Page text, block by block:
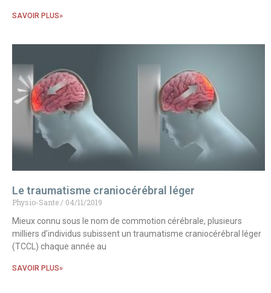
SAVOIR PLUS»
Le traumatisme craniocérébral léger
Physio-Sante
04/11/2019
Mieux connu sous le nom de commotion cérébrale, plusieurs
milliers d’individus subissent un traumatisme craniocérébral léger
(TCCL) chaque année au
SAVOIR PLUS»